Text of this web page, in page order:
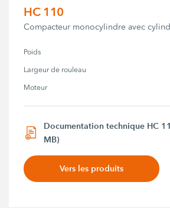
HC 110
Compacteur monocylindre avec
Poids
Largeur de rouleau
Moteur
Documentation technique HC
MB)
Vers les produits